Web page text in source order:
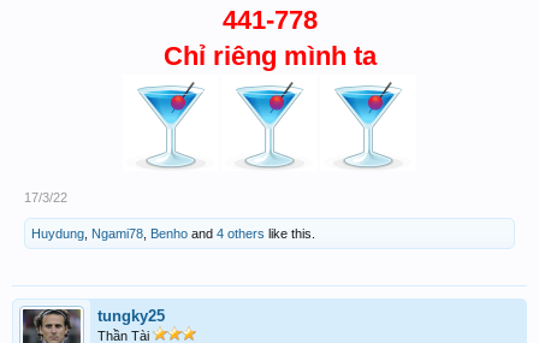
441-778
Chỉ riêng mình ta
17/3/22
Huydung Ngami78 Benho and 4 others like this.
tungky25
Thần Tài